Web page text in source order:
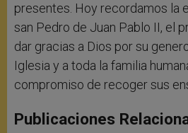
presentes. Hoy recordamos la
san Pedro de Juan Pablo II, el
dar gracias a Dios por su
Iglesia y a toda la familia
compromiso de recoger sus
Publicaciones